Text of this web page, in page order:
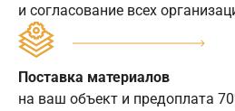
и согласование всех
Поставка материалов
на ваш объект и предоплата